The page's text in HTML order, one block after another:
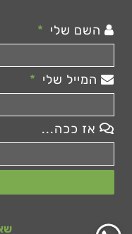
השם שלי
המייל שלי
אז ככה...